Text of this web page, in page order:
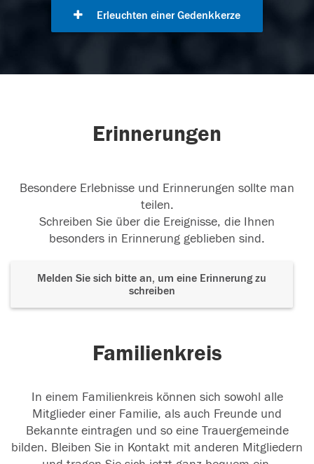
Erleuchten einer Gedenkkerze
Erinnerungen
Besondere Erlebnisse und Erinnerungen sollte man
teilen.
Schreiben Sie über die Ereignisse, die Ihnen
besonders in Erinnerung geblieben sind.
Melden Sie sich bitte an, um eine Erinnerung zu
schreiben
Familienkreis
In einem Familienkreis können sich sowohl alle
Mitglieder einer Familie, als auch Freunde und
Bekannte eintragen und so eine Trauergemeinde
bilden. Bleiben Sie in Kontakt mit anderen Mitgliedern